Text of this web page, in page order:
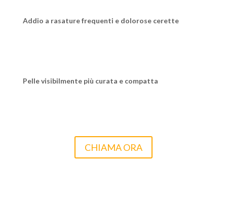
Addio a rasature frequenti e dolorose cerette
Pelle visibilmente più curata e compatta
CHIAMA ORA